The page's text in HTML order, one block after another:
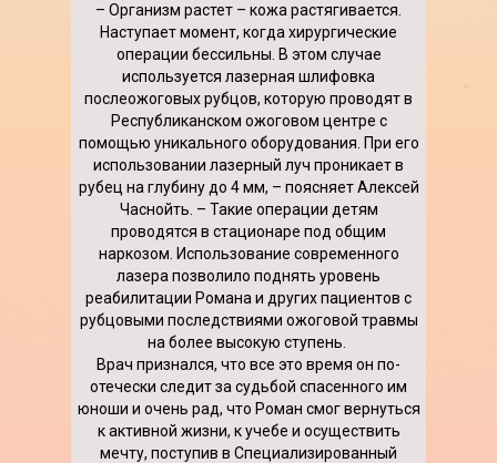
– Организм растет – кожа растягивается.
Наступает момент, когда хирургические
операции бессильны. В этом случае
используется лазерная шлифовка
послеожоговых рубцов, которую проводят в
Республиканском ожоговом центре с
помощью уникального оборудования. При его
использовании лазерный луч проникает в
рубец на глубину до 4 мм, – поясняет Алексей
Часнойть. – Такие операции детям
проводятся в стационаре под общим
наркозом. Использование современного
лазера позволило поднять уровень
реабилитации Романа и других пациентов с
рубцовыми последствиями ожоговой травмы
на более высокую ступень.
Врач признался, что все это время он по-
отечески следит за судьбой спасенного им
юноши и очень рад, что Роман смог вернуться
к активной жизни, к учебе и осуществить
мечту, поступив в Специализированный